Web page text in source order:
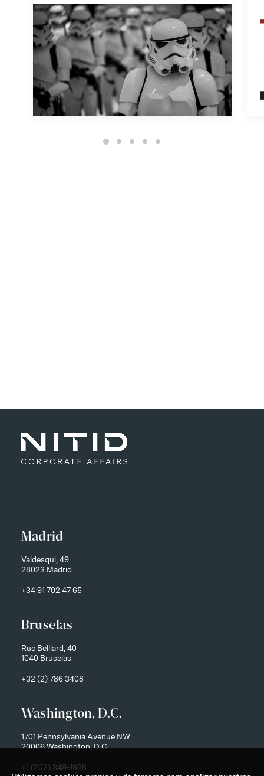
Madrid
Valdesqui, 49
28023 Madrid
+34 91 702 47 65
Bruselas
Rue Belliard, 40
1040 Bruselas
+32 (2) 786 3408
Washington, D.C.
1701 Pennsylvania Avenue NW
20006 Washington, D.C.
+1 (202) 349-1988